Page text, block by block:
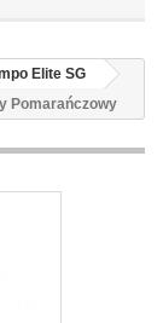
Elite SG
Pomarańczowy